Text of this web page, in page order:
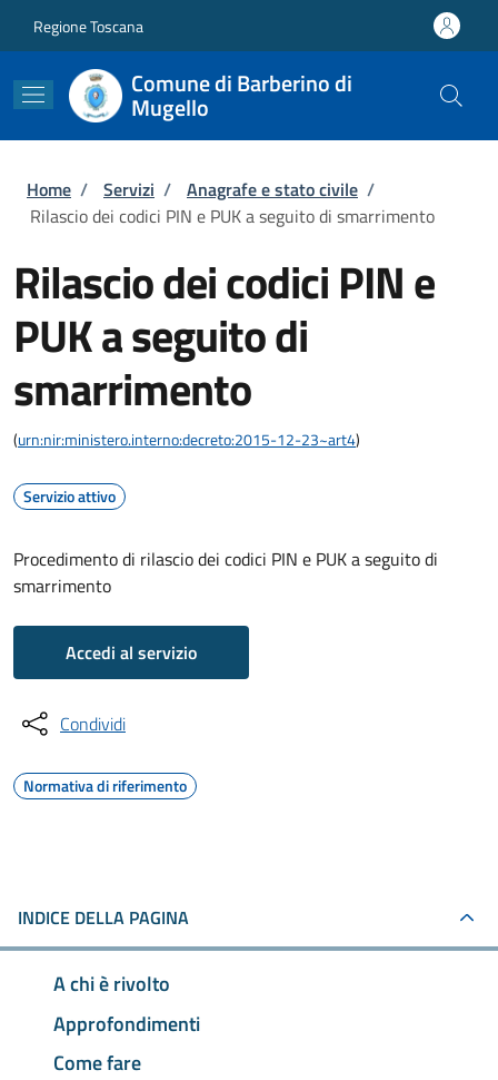
Regione Toscana
Comune di Barberino di
Mugello
Briciole di pane
Home / Servizi / Anagrafe e stato civile /
Rilascio dei codici PIN e PUK a seguito di smarrimento
Rilascio dei codici PIN e
PUK a seguito di
smarrimento
(urn:nir:ministero.interno:decreto:2015-12-23~art4)
Servizio attivo
Procedimento di rilascio dei codici PIN e PUK a seguito di
smarrimento
Accedi al servizio
Condividi
Normativa di riferimento
INDICE DELLA PAGINA
A chi è rivolto
Approfondimenti
Come fare